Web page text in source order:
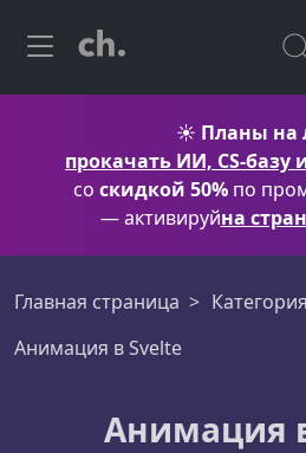
☀️ Планы на
прокачать ИИ, CS-базу
со скидкой 50% по
— активируйна
Главная страница
Анимация в Svelte
Анимация